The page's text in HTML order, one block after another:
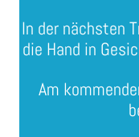
In der nächsten
die Hand in
Am